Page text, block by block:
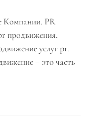
Компании. PR
продвижения.
услуг pr.
– это часть